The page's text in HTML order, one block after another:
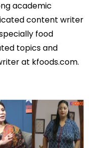
academic
content writer
food
topics and
at kfoods.com.